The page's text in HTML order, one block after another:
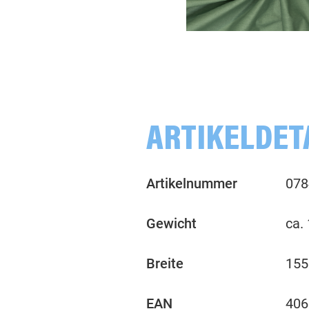
Artikelnummer
Gewicht ca.
Breite
EAN